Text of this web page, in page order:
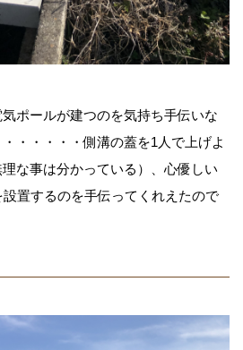
ポールが建つのを気持ち手伝いな
・・・・・側溝の蓋を1人で上げよ
な事は分かっている）、心優しい
置するのを手伝ってくれえたので